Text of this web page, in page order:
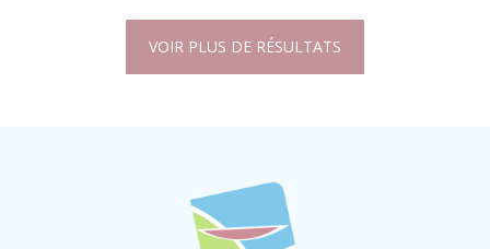
VOIR PLUS DE RÉSULTATS